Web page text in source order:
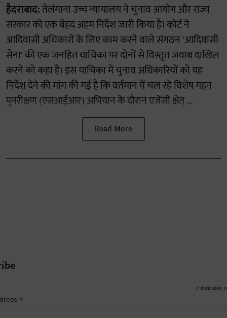
हैदराबाद:तेलंगाना उच्च न्यायालय ने चुनाव आयोग और राज्य
सरकार को एक बेहद अहम निर्देश जारी किया है। कोर्ट ने
आदिवासी अधिकारों के लिए काम करने वाले संगठन 'आदिवासी
सेना' की एक जनहित याचिका पर दोनों से विस्तृत जवाब दाखिल
करने को कहा है। इस याचिका में चुनाव अधिकारियों को यह
निर्देश देने की मांग की गई है कि वर्तमान में चल रहे विशेष गहन
पुनरीक्षण (एसआईआर) अभियान के दौरान एजेंसी क्षेत् ...
Read More
* indicates
*